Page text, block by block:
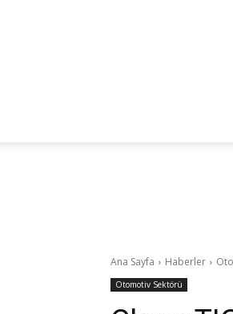
Ana Sayfa Haberler
Otomotiv Sektörü